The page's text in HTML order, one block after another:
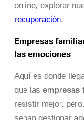
online, explorar
recuperación.
Empresas
las emociones
Aquí es donde
que las empresas
resistir mejor,
sepan gestionar